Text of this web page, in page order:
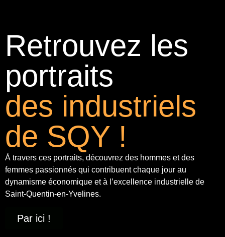
Retrouvez les
portraits
des industriels
de SQY !
À travers ces portraits, découvrez des hommes et des
femmes passionnés qui contribuent chaque jour au
dynamisme économique et à l’excellence industrielle de
Saint-Quentin-en-Yvelines.
Par ici !